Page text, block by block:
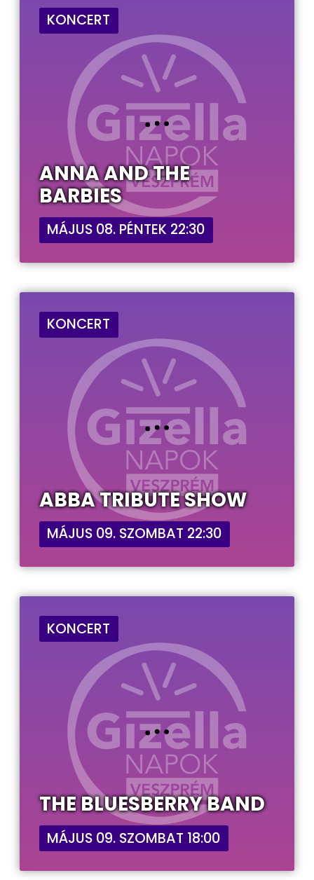
KONCERT
ANNA AND THE
BARBIES
MÁJUS 08. PÉNTEK 22:30
KONCERT
ABBA TRIBUTE SHOW
MÁJUS 09. SZOMBAT 22:30
KONCERT
THE BLUESBERRY BAND
MÁJUS 09. SZOMBAT 18:00